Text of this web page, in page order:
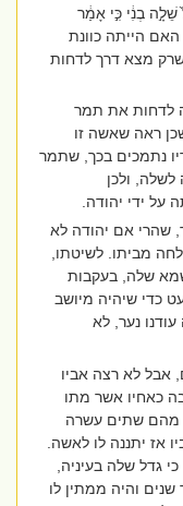
בְנִ֔י כִּ֣י אָמַ֔ר
הייתה כוונת
מצא דרך לדחות
את תמר
ראה שאשה זו
נתמכים בכך, שתמר
ולכן
ידי יהודה.
אם יהודה לא
מביתו. לשיטתו,
שלה, בעקבות
כדי שיהיה מיושב
נער, לא
לא רצה אביו
כאחיו אשר מתו
מהם שתים עשרה
יתננה לו לאשה.
שלה בעיניה,
והיה ממתין לו